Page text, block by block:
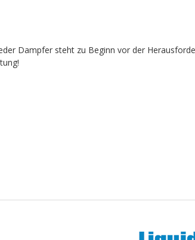
Dampfer steht zu Beginn vor der